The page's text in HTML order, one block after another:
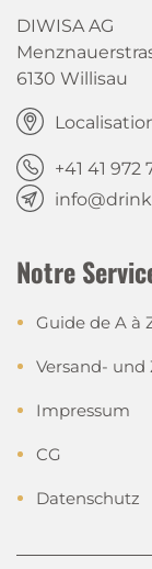
DIWISA AG
6130 Willisau
+41 41 972
Notre
Guide de A à
Versand-
Impressum
CG
Datenschutz